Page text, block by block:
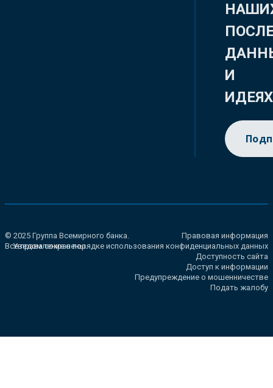
И
ИДЕЯХ
© 2025 Группа Всемирного банка.
Все права сохранены.
Правовая информация
Уведомление о порядке использования конфиденциальных данных
Доступность сайта
Доступ к информации
Предупреждение о мошенничестве
Подать жалобу